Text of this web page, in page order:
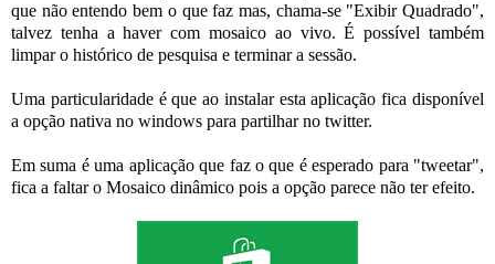
que não entendo bem o que faz mas, chama-se "Exibir Quadrado",
talvez tenha a haver com mosaico ao vivo. É possível também
limpar o histórico de pesquisa e terminar a sessão.
Uma particularidade é que ao instalar esta aplicação fica disponível
a opção nativa no windows para partilhar no twitter.
Em suma é uma aplicação que faz o que é esperado para "tweetar",
fica a faltar o Mosaico dinâmico pois a opção parece não ter efeito.